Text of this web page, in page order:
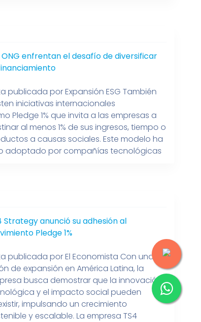
ONG enfrentan el desafío de diversificar
publicada por Expansión ESG También
iniciativas internacionales
Pledge 1% que invita a las empresas a
al menos 1% de sus ingresos, tiempo o
a causas sociales. Este modelo ha
adoptado por compañías tecnológicas
Strategy anunció su adhesión al
Pledge 1%
publicada por El Economista Con una
de expansión en América Latina, la
busca demostrar que la innovación
y el impacto social pueden
impulsando un crecimiento
y escalable. La empresa TS4